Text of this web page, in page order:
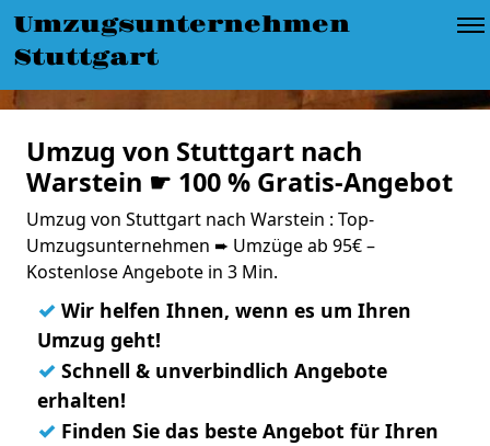
Umzugsunternehmen
Stuttgart
Umzug von Stuttgart nach
Warstein ☛ 100 % Gratis-Angebot
Umzug von Stuttgart nach Warstein : Top-
Umzugsunternehmen ➨ Umzüge ab 95€ –
Kostenlose Angebote in 3 Min.
✓ Wir helfen Ihnen, wenn es um Ihren
Umzug geht!
✓ Schnell & unverbindlich Angebote
erhalten!
✓ Finden Sie das beste Angebot für Ihren